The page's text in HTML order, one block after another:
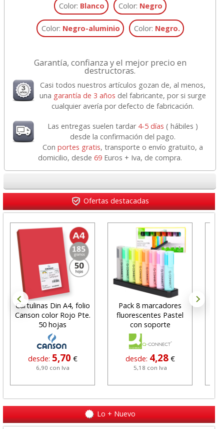
Color: Blanco Color: Negro
Color: Negro-aluminio Color: Negro.
Garantía, confianza y el mejor precio en
destructoras.
Casi todos nuestros artículos gozan de, al menos,
una garantía de 3 años del fabricante, por si surge
cualquier avería por defecto de fabricación.
Las entregas suelen tardar 4-5 días ( hábiles )
desde la confirmación del pago.
Con portes gratis, transporte o envío gratuito, a
domicilio, desde69 Euros + Iva, de compra.
Ofertas destacadas
Cartulinas Din A4, folio
Canson color Rojo Pte.
50 hojas
desde: 5,70 €
6,90 con Iva
Pack 8 marcadores
fluorescentes Pastel
con soporte
desde: 4,28 €
5,18 con Iva
Lo + Nuevo